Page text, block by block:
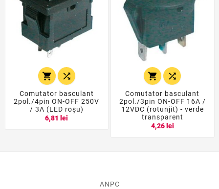
 
Comutator basculant
2pol./4pin ON-OFF 250V
/ 3A (LED roșu)
6,81 lei
 
Comutator basculant
2pol./3pin ON-OFF 16A /
12VDC (rotunjit) - verde
transparent
4,26 lei
ANPC